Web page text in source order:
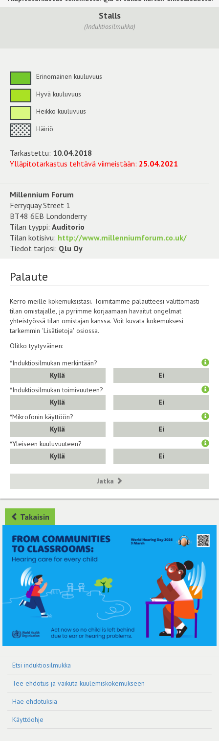
Stalls
(Induktiosilmukka)
Erinomainen kuuluvuus
Hyvä kuuluvuus
Heikko kuuluvuus
Häiriö
Tarkastettu: 10.04.2018
Ylläpitotarkastus tehtävä viimeistään: 25.04.2021
Millennium Forum
Ferryquay Street 1
BT48 6EB Londonderry
Tilan tyyppi: Auditorio
Tilan kotisivu: http://www.millenniumforum.co.uk/
Tiedot tarjosi: Qlu Oy
Palaute
Kerro meille kokemuksistasi. Toimitamme palautteesi välittömästi
tilan omistajalle, ja pyrimme korjaamaan havaitut ongelmat
yhteistyössä tilan omistajan kanssa. Voit kuvata kokemuksesi
tarkemmin 'Lisätietoja' osiossa.
Olitko tyytyväinen:
*Induktiosilmukan merkintään?
Kyllä
Ei
*Induktiosilmukan toimivuuteen?
Kyllä
Ei
*Mikrofonin käyttöön?
Kyllä
Ei
*Yleiseen kuuluvuuteen?
Kyllä
Ei
Jatka
Takaisin
Etsi induktiosilmukka
Tee ehdotus ja vaikuta kuulemiskokemukseen
Hae ehdotuksia
Käyttöohje